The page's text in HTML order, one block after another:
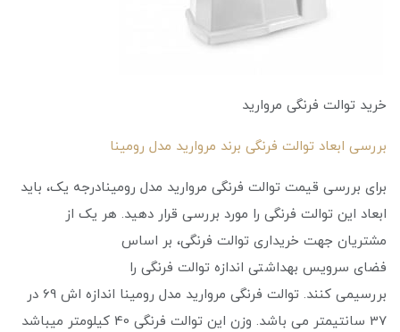
خرید توالت فرنگی مروارید
بررسی ابعاد توالت فرنگی برند مروارید مدل رومینا
برای بررسی قیمت توالت فرنگی مروارید مدل رومینادرجه یک، باید
ابعاد این توالت فرنگی را مورد بررسی قرار دهید. هر یک از
مشتریان جهت خریداری توالت فرنگی، بر اساس
فضای سرویس بهداشتی اندازه توالت فرنگی را
بررسیمی ‌کنند. توالت فرنگی مروارید مدل رومینا اندازه اش 69 در
37 سانتیمتر می باشد. وزن این توالت فرنگی 40 کیلومتر میباشد